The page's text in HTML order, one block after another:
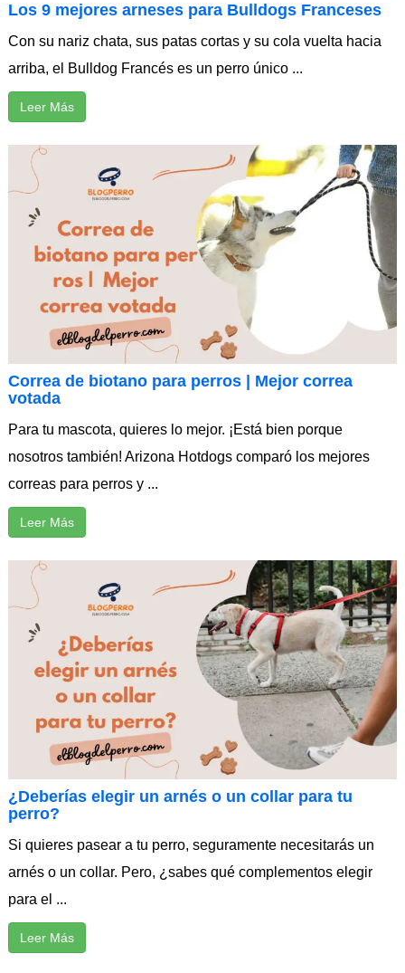
Los 9 mejores arneses para Bulldogs Franceses
Con su nariz chata, sus patas cortas y su cola vuelta hacia
arriba, el Bulldog Francés es un perro único ...
Leer Más
Correa de biotano para perros | Mejor correa
votada
Para tu mascota, quieres lo mejor. ¡Está bien porque
nosotros también! Arizona Hotdogs comparó los mejores
correas para perros y ...
Leer Más
¿Deberías elegir un arnés o un collar para tu
perro?
Si quieres pasear a tu perro, seguramente necesitarás un
arnés o un collar. Pero, ¿sabes qué complementos elegir
para el ...
Leer Más